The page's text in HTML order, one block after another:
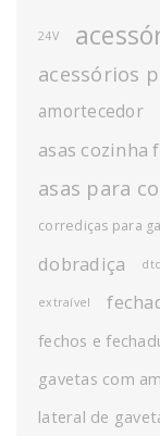
24V
acessórios
amortecedor
asas cozinha
asas para
corrediças para
dobradiça dtc
extraível
fechos e
gavetas com
lateral de